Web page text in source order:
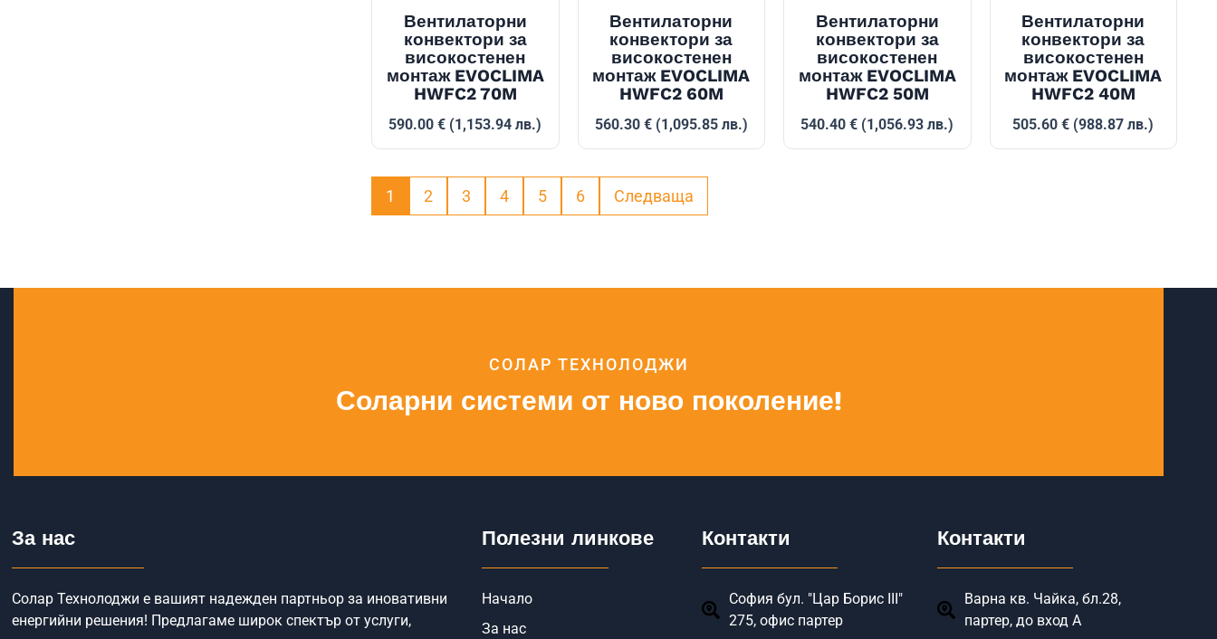
Вентилаторни
конвектори за
високостенен
монтаж EVOCLIMA
HWFC2 70M
590.00€ (1,153.94 лв.)
Вентилаторни
конвектори за
високостенен
монтаж EVOCLIMA
HWFC2 60M
560.30 € (1,095.85 лв.)
Вентилаторни
конвектори за
високостенен
монтаж EVOCLIMA
HWFC2 50M
540.40€ (1,056.93 лв.)
Вентилаторни
конвектори за
високостенен
монтаж EVOCLIMA
HWFC2 40M
505.60€ (988.87 лв.)
1 2 3 4 5 6 Следваща
СОЛАР ТЕХНОЛОДЖИ
Соларни системи от ново поколение!
За нас
Солар Технолоджи е вашият надежден партньор за иновативни
енергийни решения! Предлагаме широк спектър от услуги,
Полезни линкове
Начало
За нас
Контакти
София бул. "Цар Борис III"
275, офис партер
Контакти
Варна кв. Чайка, бл.28,
партер, до вход А